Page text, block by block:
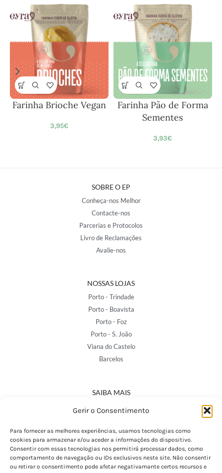
Gerir o Consentimento
Para fornecer as melhores experiências, usamos tecnologias como
cookies para armazenar e/ou aceder a informações do dispositivo.
Consentir com essas tecnologias nos permitirá processar dados, como
comportamento de navegação ou IDs exclusivos neste site. Não consentir
ou retirar o consentimento pode afetar negativamante certos recursos e
Farinha Brioche Vegan
3,95€
Farinha Pão de Forma
Sementes
3,93€
SOBRE O EP
Conheça-nos Melhor
Contacte-nos
Parcerias e Protocolos
Livro de Reclamações
Avalie-nos
NOSSAS LOJAS
Porto - Trindade
Porto - Boavista
Porto - Foz
Porto - S. João
Viana do Castelo
Barcelos
SAIBA MAIS
Política de Privacidade
Termos e Condições
Perguntas Frequentes
Custos de Envio
Encomendas Internacionais